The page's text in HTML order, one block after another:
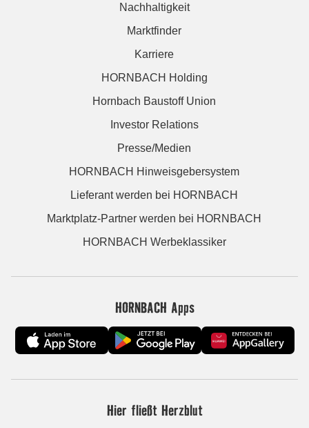
Nachhaltigkeit
Marktfinder
Karriere
HORNBACH Holding
Hornbach Baustoff Union
Investor Relations
Presse/Medien
HORNBACH Hinweisgebersystem
Lieferant werden bei HORNBACH
Marktplatz-Partner werden bei HORNBACH
HORNBACH Werbeklassiker
HORNBACH Apps
Hier fließt Herzblut